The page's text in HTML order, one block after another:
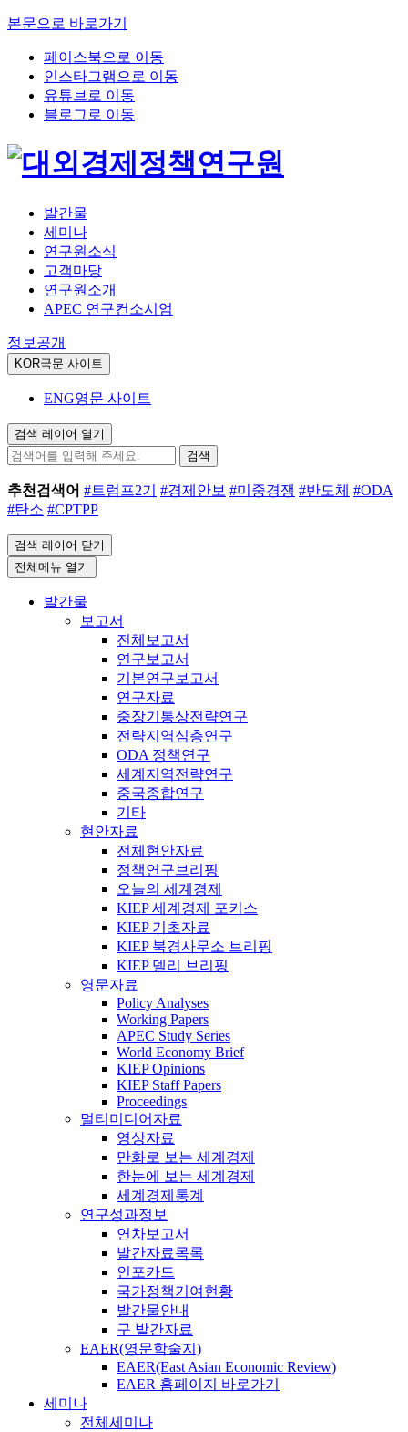
본문으로 바로가기
페이스북으로 이동
인스타그램으로 이동
유튜브로 이동
블로그로 이동
발간물
세미나
연구원소식
고객마당
연구원소개
APEC 연구컨소시엄
정보공개
KOR국문 사이트
ENG영문 사이트
검색 레이어 열기
검색
추천검색어 #트럼프2기 #경제안보 #미중경쟁 #반도체 #ODA
#탄소 #CPTPP
검색 레이어 닫기
전체메뉴 열기
발간물
보고서
전체보고서
연구보고서
기본연구보고서
연구자료
중장기통상전략연구
전략지역심층연구
ODA 정책연구
세계지역전략연구
중국종합연구
기타
현안자료
전체현안자료
정책연구브리핑
오늘의 세계경제
KIEP 세계경제 포커스
KIEP 기초자료
KIEP 북경사무소 브리핑
KIEP 델리 브리핑
영문자료
Policy Analyses
Working Papers
APEC Study Series
World Economy Brief
KIEP Opinions
KIEP Staff Papers
Proceedings
멀티미디어자료
영상자료
만화로 보는 세계경제
한눈에 보는 세계경제
세계경제통계
연구성과정보
연차보고서
발간자료목록
인포카드
국가정책기여현황
발간물안내
구 발간자료
EAER(영문학술지)
EAER(East Asian Economic Review)
EAER 홈페이지 바로가기
세미나
전체세미나